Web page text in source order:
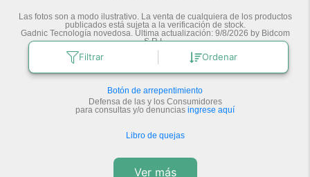
Filtrar Ordenar
Las fotos son a modo ilustrativo. La venta de cualquiera de los productos
publicados está sujeta a la verificación de stock.
Gadnic Tecnología novedosa.Última actualización: 9/8/2026 by Bidcom
S.R.L.
Botón de arrepentimiento
Defensa de las y los Consumidores
para consultas y/o denuncias ingrese aquí
Libro de quejas
Ver más